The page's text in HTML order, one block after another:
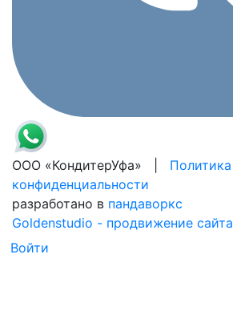
ООО «КондитерУфа» | Политика
конфиденциальности
разработано в пандаворкс
Goldenstudio - продвижение сайта
Войти